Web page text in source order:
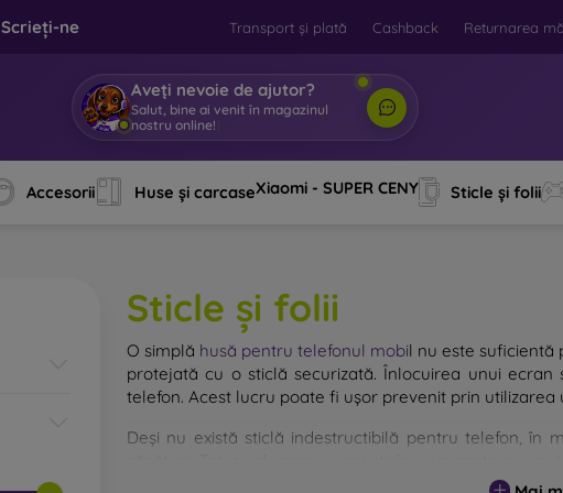
Scrieți-ne Transport și plată Cashback Returnarea
Aveți nevoie de ajutor?
Salut, bine ai venit în magazinul
nostru online!
Accesorii Huse și carcaseXiaomi - SUPER CENY Sticle și folii
Sticle și folii
O simplă husă pentru telefonul mobil nu este suficientă
protejată cu o sticlă securizată. Înlocuirea unui
telefon. Acest lucru poate fi ușor prevenit prin utilizarea
Deși nu există sticlă indestructibilă pentru telefon, în
rezistentă, cu atât protecția oferită este mai mare.